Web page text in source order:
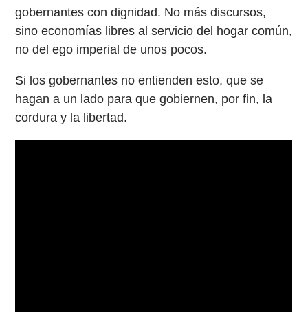
gobernantes con dignidad. No más discursos,
sino economías libres al servicio del hogar común,
no del ego imperial de unos pocos.
Si los gobernantes no entienden esto, que se
hagan a un lado para que gobiernen, por fin, la
cordura y la libertad.